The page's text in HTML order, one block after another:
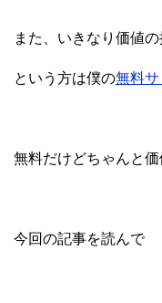
また、いきなり価値
という方は僕の無料サ
無料だけどちゃんと
今回の記事を読んで